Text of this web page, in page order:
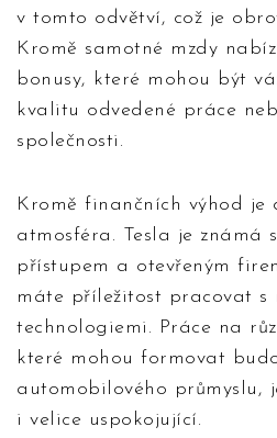
v tomto odvětví, což je
Kromě samotné mzdy
bonusy, které mohou být
kvalitu odvedené práce
společnosti.
Kromě finančních výhod je
atmosféra. Tesla je známá
přístupem a otevřeným
máte příležitost pracovat s
technologiemi. Práce na
které mohou formovat
automobilového průmyslu,
i velice uspokojující.